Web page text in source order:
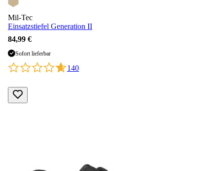
Mil-Tec
Einsatzstiefel Generation II
84,99 €
Sofort lieferbar
140